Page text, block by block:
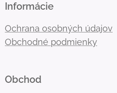
Informácie
Ochrana osobných údajov
Obchodné podmienky
Obchod